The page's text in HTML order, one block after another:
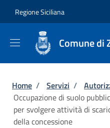
Regione Siciliana
Comune di
Briciole di
Home / Servizi /
Occupazione di suolo
per svolgere attività di
della concessione